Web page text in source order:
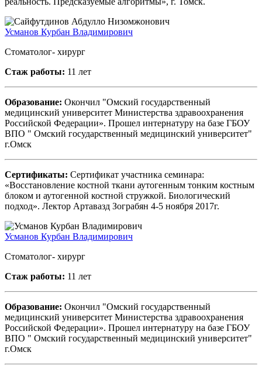
Усманов Курбан Владимирович
Стоматолог- хирург
Стаж работы: 11 лет
Образование: Окончил "Омский государственный
медицинский университет Министерства здравоохранения
Российской Федерации». Прошел интернатуру на базе ГБОУ
ВПО " Омский государственный медицинский университет"
г.Омск
Сертификаты: Сертификат участника семинара:
«Восстановление костной ткани аутогенным тонким костным
блоком и аутогенной костной стружкой. Биологический
подход». Лектор Артавазд Зограбян 4-5 ноября 2017г.
Усманов Курбан Владимирович
Стоматолог- хирург
Стаж работы: 11 лет
Образование: Окончил "Омский государственный
медицинский университет Министерства здравоохранения
Российской Федерации». Прошел интернатуру на базе ГБОУ
ВПО " Омский государственный медицинский университет"
г.Омск